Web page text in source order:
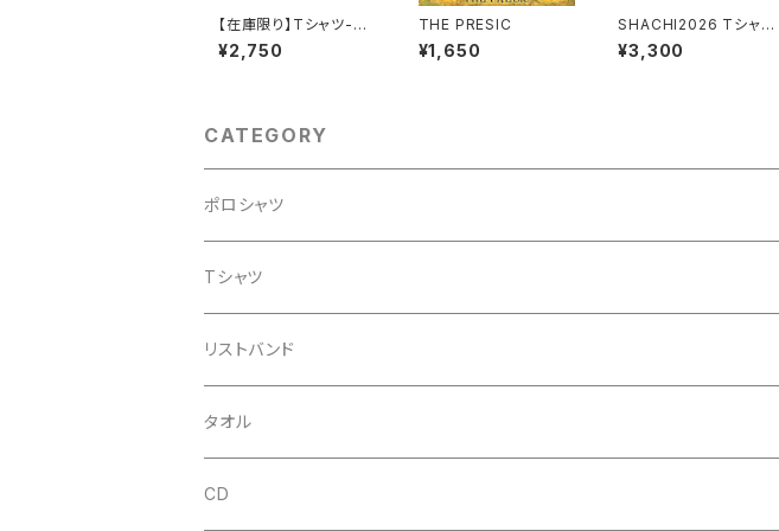
【在庫限り】Tシャツ-20
23モデル 白
¥2,750
THE PRESIC
¥1,650
SHACHI2026 Tシャツ
白
¥3,300
CATEGORY
ポロシャツ
Tシャツ
リストバンド
タオル
CD